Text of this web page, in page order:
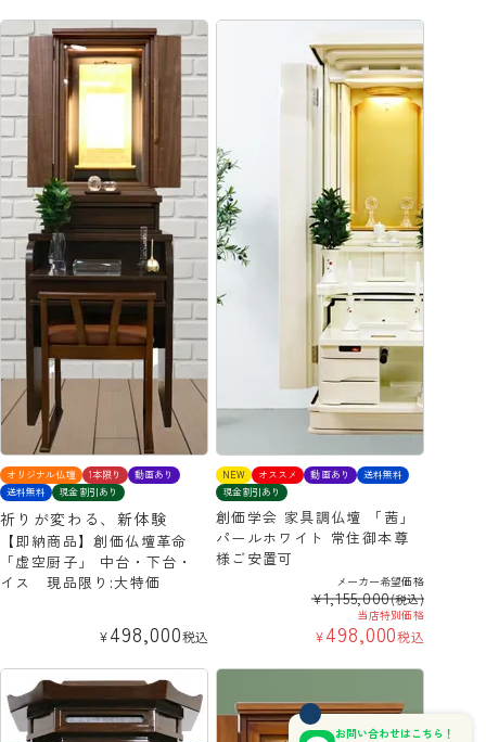
オリジナル仏壇 1本限り
動画あり
送料無料
現金割引あり
祈りが変わる、新体験
【即納商品】創価仏壇革命
「虚空厨子」 中台・下台・
イス 現品限り:大特価
¥498,000税込
NEW オススメ 動画あり
送料無料
現金割引あり
創価学会 家具調仏壇 「茜」
パールホワイト 常住御本尊
様ご安置可
メーカー希望価格
¥1,155,000(税込)
当店特別価格
¥498,000税込
お問い合わせはこちら！